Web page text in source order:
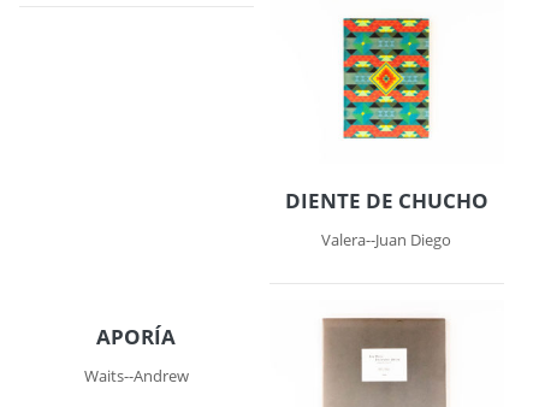
DIENTE DE CHUCHO
Valera--Juan Diego
APORÍA
Waits--Andrew